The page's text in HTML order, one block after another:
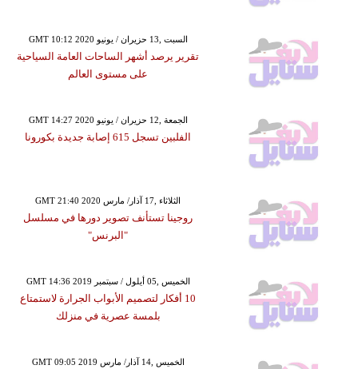
GMT 10:12 2020 السبت ,13 حزيران / يونيو
تقرير يرصد أشهر الساحات العامة السياحية
على مستوى العالم
GMT 14:27 2020 الجمعة ,12 حزيران / يونيو
الفلبين تسجل 615 إصابة جديدة بكورونا
GMT 21:40 2020 الثلاثاء ,17 آذار/ مارس
روجينا تستأنف تصوير دورها في مسلسل
"البرنس"
GMT 14:36 2019 الخميس ,05 أيلول / سبتمبر
10 أفكار لتصميم الأبواب الجرارة لاستمتاع
بلمسة عصرية في منزلك
GMT 09:05 2019 الخميس ,14 آذار/ مارس